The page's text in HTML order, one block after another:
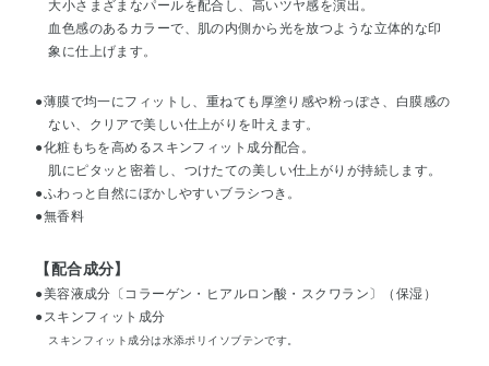
大小さまざまなパールを配合し、高いツヤ感を演出。
血色感のあるカラーで、肌の内側から光を放つような立体的な印
象に仕上げます。
●薄膜で均一にフィットし、重ねても厚塗り感や粉っぽさ、白膜感の
ない、クリアで美しい仕上がりを叶えます。
●化粧もちを高めるスキンフィット成分配合。
肌にピタッと密着し、つけたての美しい仕上がりが持続します。
●ふわっと自然にぼかしやすいブラシつき。
●無香料
【配合成分】
●美容液成分〔コラーゲン・ヒアルロン酸・スクワラン〕（保湿）
●スキンフィット成分
スキンフィット成分は水添ポリイソブテンです。